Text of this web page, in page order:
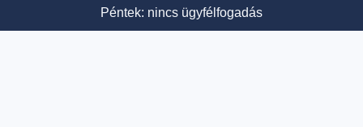
Péntek: nincs ügyfélfogadás